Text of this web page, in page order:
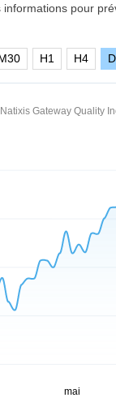
informations pour
H1 H4
Gateway Quality